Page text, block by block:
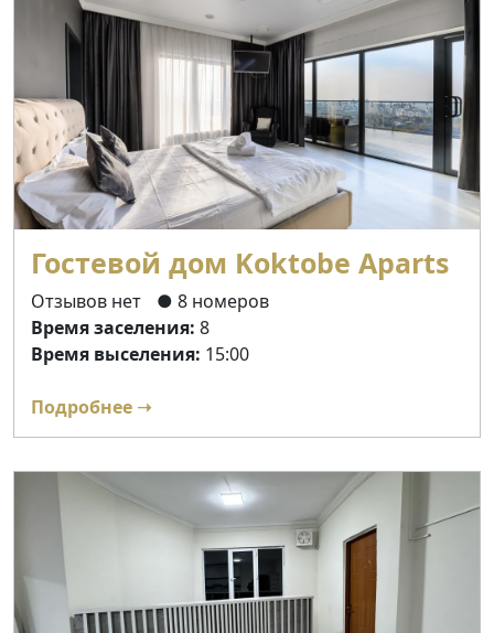
Гостевой дом Koktobe Aparts
Отзывов нет
● 8 номеров
Время заселения: 8
Время выселения: 15:00
Подробнее ➝